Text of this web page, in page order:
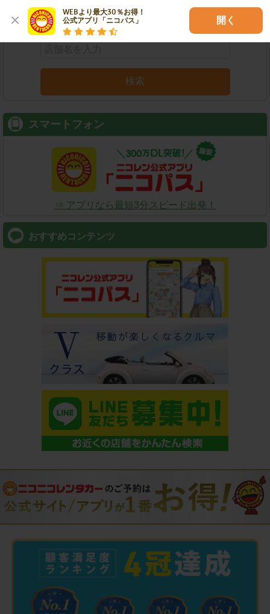
WEBより最大30％お得！
公式アプリ「ニコパス」
開く
店舗名 駅名 空港名
検索
スマートフォン
⇒ アプリなら最短3分スピード出発！
おすすめコンテンツ